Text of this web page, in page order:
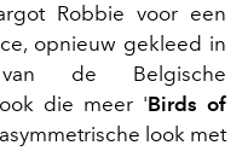
Robbie voor een
opnieuw gekleed in
de Belgische
die meer 'Birds of
look met